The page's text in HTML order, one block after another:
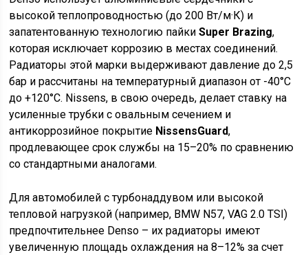
высокой теплопроводностью (до 200 Вт/м·К) и
запатентованную технологию пайкиSuper Brazing,
которая исключает коррозию в местах соединений.
Радиаторы этой марки выдерживают давление до 2,5
бар и рассчитаны на температурный диапазон от -40°C
до +120°C. Nissens, в свою очередь, делает ставку на
усиленные трубки с овальным сечением и
антикоррозийное покрытие NissensGuard,
продлевающее срок службы на 15–20% по сравнению
со стандартными аналогами.
Для автомобилей с турбонаддувом или высокой
тепловой нагрузкой (например, BMW N57, VAG 2.0 TSI)
предпочтительнее Denso – их радиаторы имеют
увеличенную площадь охлаждения на 8–12% за счет